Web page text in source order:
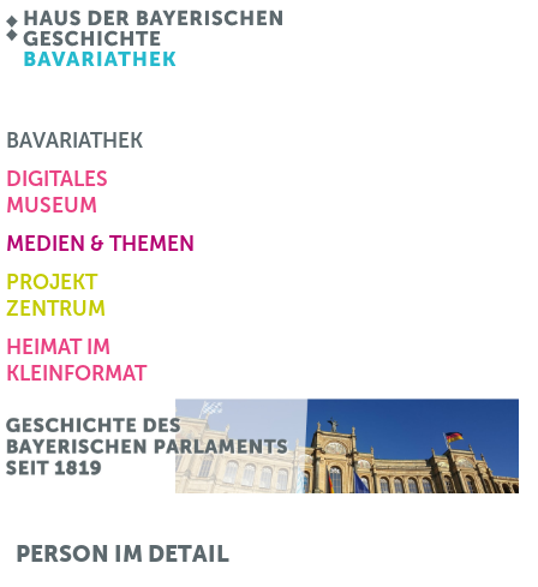
BAVARIATHEK
DIGITALES
MUSEUM
MEDIEN & THEMEN
PROJEKT
ZENTRUM
HEIMAT IM
KLEINFORMAT
PERSON IM DETAIL